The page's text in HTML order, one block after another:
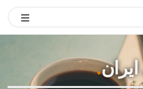
.